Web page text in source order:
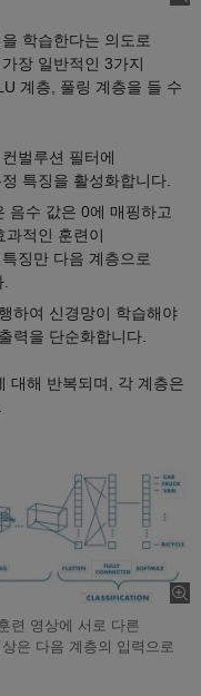
학습한다는 의도로
장 일반적인 3가지
계층, 풀링 계층을 들 수
벌루션 필터에
특징을 활성화합니다.
음수 값은 0에 매핑하고
과적인 훈련이
징만 다음 계층으로
하여 신경망이 학습해야
력을 단순화합니다.
대해 반복되며, 각 계층은
련 영상에 서로 다른
은 다음 계층의 입력으로